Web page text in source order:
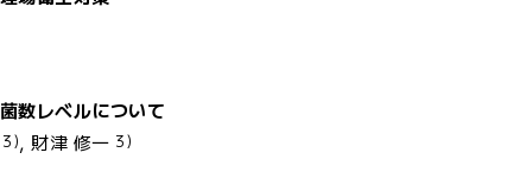
数レベルについて
, 財津 修一 3)